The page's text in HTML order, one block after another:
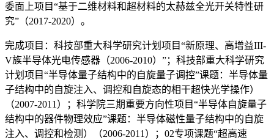
委面上项目“基于二维材料和超材料的太赫兹全光开关特性研
究”（2017-2020）。
完成项目：科技部重大科学研究计划项目“新原理、高增益III-
V族半导体光电传感器（2006-2010）”；科技部重大科学研究
计划项目“半导体量子结构中的自旋量子调控”课题：半导体量
子结构中的自旋注入、调控和自旋态的相干超快光学操作）
（2007-2011）；科学院三期重要方向性项目“半导体自旋量子
结构中的器件物理效应”课题：半导体磁性量子结构中的自旋
注入、调控和检测）（2006-2011）；02专项课题“超高速